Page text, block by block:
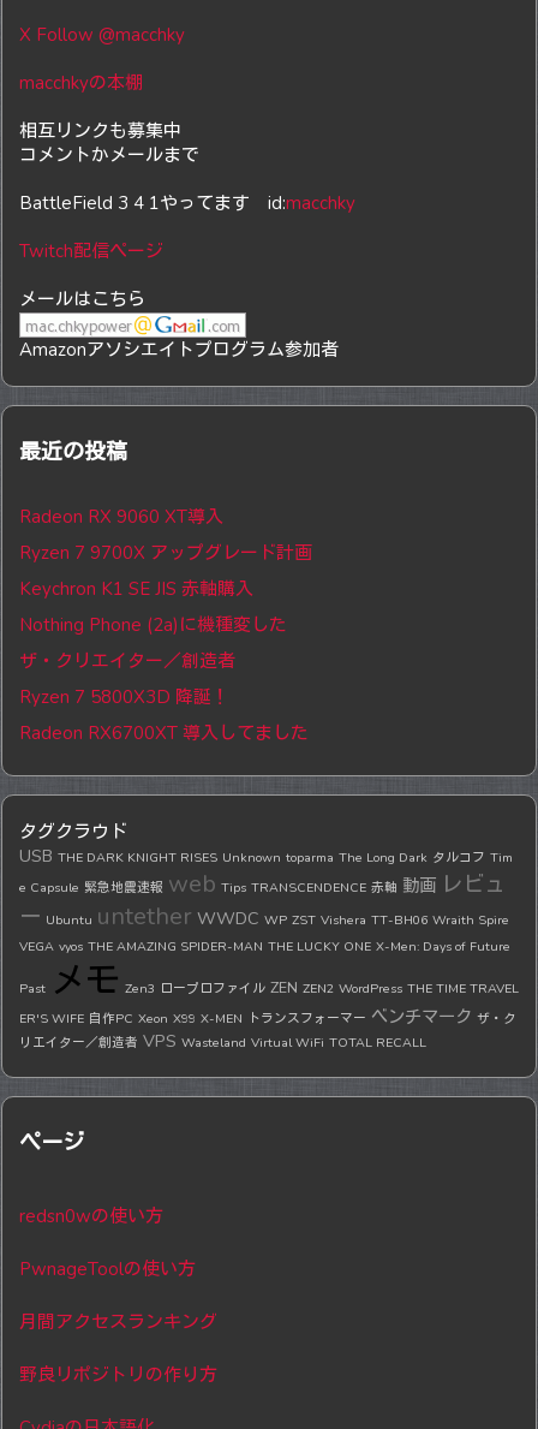
X Follow @macchky
macchkyの本棚
相互リンクも募集中
コメントかメールまで
BattleField 3 4 1やってます id:macchky
Twitch配信ページ
メールはこちら
Amazonアソシエイトプログラム参加者
最近の投稿
Radeon RX 9060 XT導入
Ryzen 7 9700X アップグレード計画
Keychron K1 SE JIS 赤軸購入
Nothing Phone (2a)に機種変した
ザ・クリエイター／創造者
Ryzen 7 5800X3D 降誕！
Radeon RX6700XT 導入してました
タグクラウド
USB THE DARK KNIGHT RISES Unknown toparma The Long Dark タルコフ Tim
e Capsule 緊急地震速報 web Tips TRANSCENDENCE 赤軸 動画 レビュ
ー Ubuntu untether WWDC WP ZST Vishera TT-BH06 Wraith Spire
VEGA vyos THE AMAZING SPIDER-MAN THE LUCKY ONE X-Men: Days of Future
Past メモ Zen3 ロープロファイル ZEN ZEN2 WordPress THE TIME TRAVEL
ER'S WIFE 自作PC Xeon X99 X-MEN トランスフォーマー ベンチマーク ザ・ク
リエイター／創造者 VPS Wasteland Virtual WiFi TOTAL RECALL
ページ
redsn0wの使い方
PwnageToolの使い方
月間アクセスランキング
野良リポジトリの作り方